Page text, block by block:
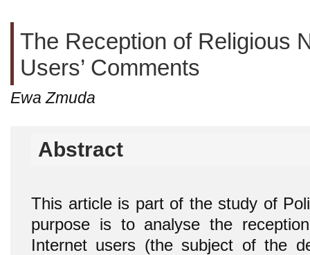
The Reception of Religious
Users’ Comments
Ewa Zmuda
Abstract
This article is part of the study of
purpose is to analyse the
Internet users (the subject of the